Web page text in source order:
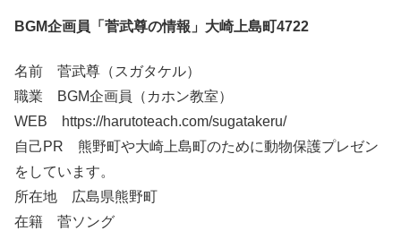
BGM企画員「菅武尊の情報」大崎上島町4722
名前 菅武尊（スガタケル）
職業 BGM企画員（カホン教室）
WEB https://harutoteach.com/sugatakeru/
自己PR 熊野町や大崎上島町のために動物保護プレゼン
をしています。
所在地 広島県熊野町
在籍 菅ソング